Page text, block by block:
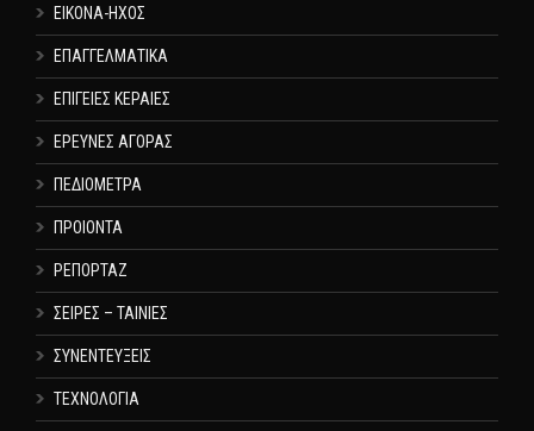
ΕΙΚΟΝΑ-ΗΧΟΣ
ΕΠΑΓΓΕΛΜΑΤΙΚΑ
ΕΠΙΓΕΙΕΣ ΚΕΡΑΙΕΣ
ΕΡΕΥΝΕΣ ΑΓΟΡΑΣ
ΠΕΔΙΟΜΕΤΡΑ
ΠΡΟΙΟΝΤΑ
ΡΕΠΟΡΤΑΖ
ΣΕΙΡΕΣ – ΤΑΙΝΙΕΣ
ΣΥΝΕΝΤΕΥΞΕΙΣ
ΤΕΧΝΟΛΟΓΙΑ